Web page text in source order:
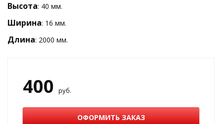
Высота: 40 мм.
Ширина: 16 мм.
Длина: 2000 мм.
400 руб.
ОФОРМИТЬ ЗАКАЗ